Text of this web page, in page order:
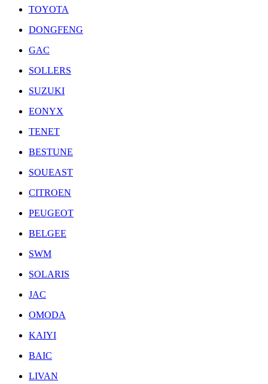
TOYOTA
DONGFENG
GAC
SOLLERS
SUZUKI
EONYX
TENET
BESTUNE
SOUEAST
CITROEN
PEUGEOT
BELGEE
SWM
SOLARIS
JAC
OMODA
KAIYI
BAIC
LIVAN